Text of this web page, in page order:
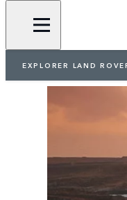
EXPLORER LAND